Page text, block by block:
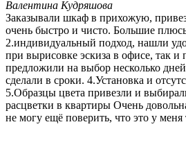
Валентина Кудряшова
Заказывали шкаф в прихожую,
очень быстро и чисто. Большие
2.индивидуальный подход, нашли
при вырисовке эскиза в офисе, так и
предложили на выбор несколько
сделали в сроки. 4.Установка и
5.Образцы цвета привезли и
расцветки в квартиры Очень
не могу ещё поверить, что это у меня